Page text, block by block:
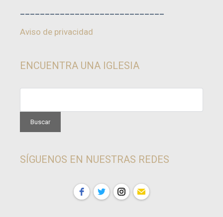
Aviso de privacidad
ENCUENTRA UNA IGLESIA
SÍGUENOS EN NUESTRAS REDES